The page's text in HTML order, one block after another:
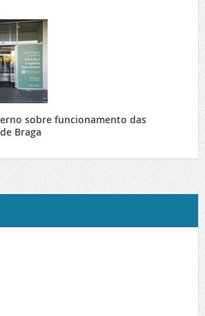
sobre funcionamento das
Braga